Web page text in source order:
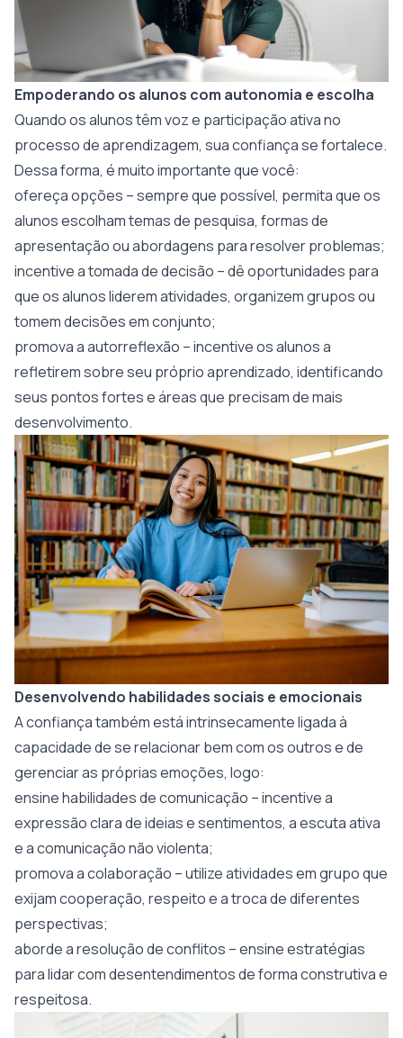
Empoderando os alunos com autonomia e escolha
Quando os alunos têm voz e participação ativa no
processo de aprendizagem, sua confiança se fortalece.
Dessa forma, é muito importante que você:
ofereça opções – sempre que possível, permita que os
alunos escolham temas de pesquisa, formas de
apresentação ou abordagens para resolver problemas;
incentive a tomada de decisão – dê oportunidades para
que os alunos liderem atividades, organizem grupos ou
tomem decisões em conjunto;
promova a autorreflexão – incentive os alunos a
refletirem sobre seu próprio aprendizado, identificando
seus pontos fortes e áreas que precisam de mais
desenvolvimento.
Desenvolvendo habilidades sociais e emocionais
A confiança também está intrinsecamente ligada à
capacidade de se relacionar bem com os outros e de
gerenciar as próprias emoções, logo:
ensine habilidades de comunicação – incentive a
expressão clara de ideias e sentimentos, a escuta ativa
e a comunicação não violenta;
promova a colaboração – utilize atividades em grupo que
exijam cooperação, respeito e a troca de diferentes
perspectivas;
aborde a resolução de conflitos – ensine estratégias
para lidar com desentendimentos de forma construtiva e
respeitosa.